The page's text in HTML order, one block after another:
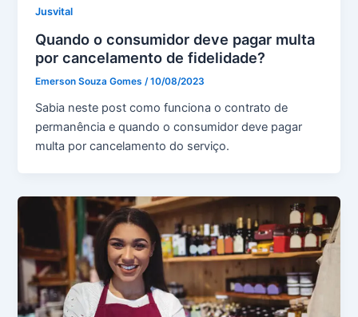
Jusvital
Quando o consumidor deve pagar multa
por cancelamento de fidelidade?
Emerson Souza Gomes/10/08/2023
Sabia neste post como funciona o contrato de
permanência e quando o consumidor deve pagar
multa por cancelamento do serviço.